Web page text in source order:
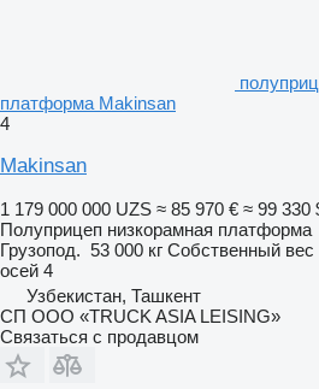
платформа Makinsan
4
Makinsan
1 179 000 000 UZS ≈ 85 970 € ≈ 99 330
Полуприцеп низкорамная платформа
Грузопод. 53 000 кг Собственный вес
осей 4
Узбекистан, Ташкент
СП ООО «TRUCK ASIA LEISING»
Связаться с продавцом